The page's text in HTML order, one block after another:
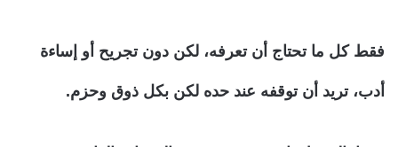
فقط كل ما تحتاج أن تعرفه، لكن دون تجريح أو إساءة
أدب، تريد أن توقفه عند حده لكن بكل ذوق وحزم.